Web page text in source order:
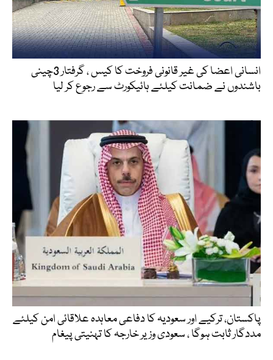
انسانی اعضا کی غیر قانونی فروخت کا کیس ، گرفتار 3چینی
باشندوں نے ضمانت کیلئے ہائیکورٹ سے رجوع کر لیا
پاکستان، ترکیے اور سعودیہ کا دفاعی معاہدہ علاقائی امن کیلئے
مددگار ثابت ہوگا ، سعودی وزیر خارجہ کا تہنیتی پیغام